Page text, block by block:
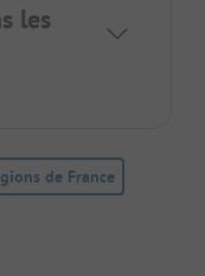
les
de France